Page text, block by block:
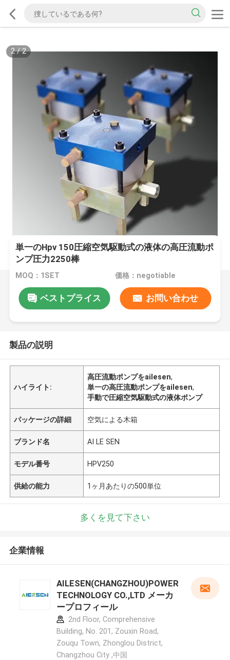
2/2
単一のHpv 150圧縮空気駆動式の液体の高圧流動ポ
ンプ圧力2250棒
MOQ：1SET 価格：negotiable
ベストプライス お問い合わせ
製品の説明
ハイライト:
高圧流動ポンプをailesen,
単一の高圧流動ポンプをailesen,
手動で圧縮空気駆動式の液体ポンプ
パッケージの詳細 空気による木箱
ブランド名 AI LE SEN
モデル番号 HPV250
供給の能力 1ヶ月あたりの500単位
多くを見て下さい
企業情報
AILESEN(CHANGZHOU)POWER
TECHNOLOGY CO.,LTD メーカ
ープロフィール
2nd Floor, Comprehensive
Building, No. 201, Zouxin Road,
Zouqu Town, Zhonglou District,
Changzhou City ,中国